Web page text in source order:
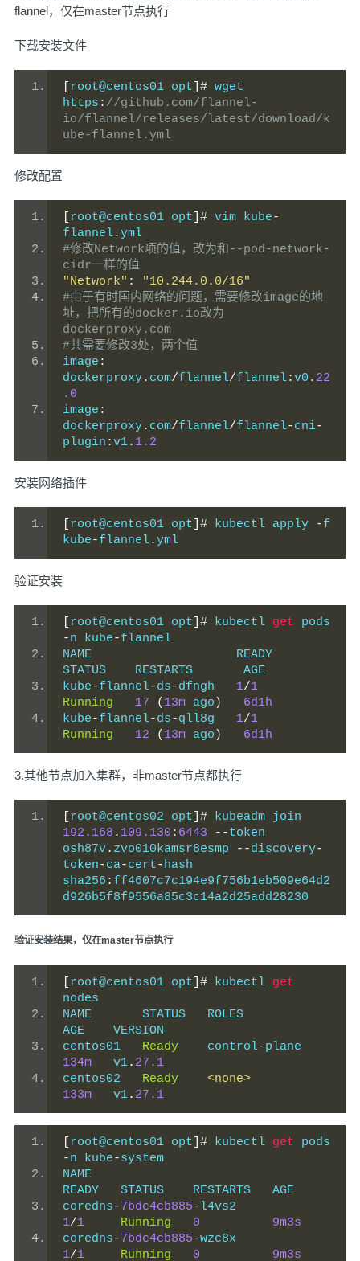
flannel，仅在master节点执行
下载安装文件
root@centos01 opt ]# wget
https : //github.com/flannel-
io/flannel/releases/latest/download/k
ube-flannel.yml
修改配置
root@centos01 opt ]# vim kube-
flannel.yml
#修改Network项的值，改为和--pod-network-
cidr一样的值
"Network" :
"10.244.0.0/16"
#由于有时国内网络的问题，需要修改image的地
址，把所有的docker.io改为
dockerproxy.com
#共需要修改3处，两个值
image :
dockerproxy. com/flannel/flannel:v0 . 22
.0
image :
dockerproxy. com/flannel/flannel-cni-
plugin :v1. 1.2
安装网络插件
root@centos01 opt ]# kubectl apply -f
kube-flannel.yml
验证安装
root@centos01 opt ]# kubectl get
-n kube-flannel
NAME                    READY
STATUS    RESTARTS       AGE
kube-flannel-ds-dfngh 1/1
Running
17 ( 13m ago )
6d1h
kube-flannel-ds-qll8g 1/1
Running
12 ( 13m ago ) 6d1h
3.其他节点加入集群，非master节点都执行
root@centos02 opt ]#
192.168 . 109.130 : 6443 --token
osh87v. zvo010kamsr8esmp --discovery-
token-ca-cert-hash
sha256 : ff4607c7c194e9f756b1eb509e64d2
d926b5f8f9556a85c3c14a2d25add28230
验证安装结果，仅在master节点执行
root@centos01 opt ]# kubectl get
nodes
NAME       STATUS   ROLES
AGE    VERSION
centos01 Ready
    control
-
134m
   v1
. 27.1
centos02 Ready
<none>
133m
   v1
. 27.1
root@centos01 opt ]# kubectl get
-n kube-system
NAME
READY   STATUS    RESTARTS   AGE
coredns-7bdc4cb885-
1/1 Running 0
9m3s
coredns-7bdc4cb885-
1/1 Running 0 9m3s